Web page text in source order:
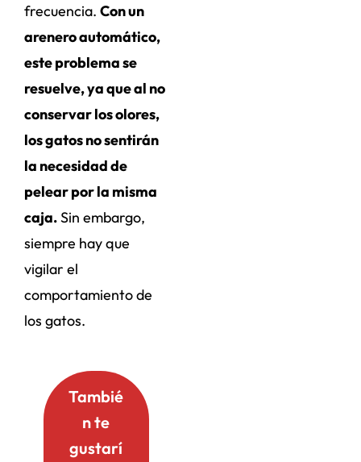
frecuencia. Con un
arenero automático,
este problema se
resuelve, ya que al no
conservar los olores,
los gatos no sentirán
la necesidad de
pelear por la misma
caja.Sin embargo,
siempre hay que
vigilar el
comportamiento de
los gatos.
Tambié
n te
gustarí